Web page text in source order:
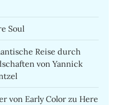
Soul
Reise durch
von Yannick
von Early Color zu Here